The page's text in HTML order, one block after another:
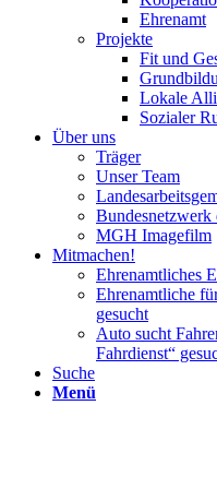
Ehrenamt
Projekte
Fit und
Lokale
Sozialer
Über uns
Träger
Unser Team
MGH Imagefilm
Mitmachen!
Ehrenamtliches
Ehrenamtliche
gesucht
Auto sucht
Fahrdienst“
Suche
Menü